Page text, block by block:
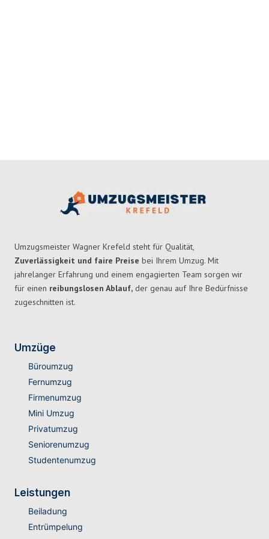
Umzugsmeister Wagner Krefeld steht für Qualität,
Zuverlässigkeit und faire Preise bei Ihrem Umzug. Mit
jahrelanger Erfahrung und einem engagierten Team sorgen wir
für einen reibungslosen Ablauf, der genau auf Ihre Bedürfnisse
zugeschnitten ist.
Umzüge
Büroumzug
Fernumzug
Firmenumzug
Mini Umzug
Privatumzug
Seniorenumzug
Studentenumzug
Leistungen
Beiladung
Entrümpelung